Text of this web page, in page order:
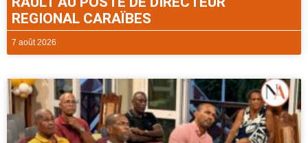
REGIONAL CARAÏBES
7 août 2026